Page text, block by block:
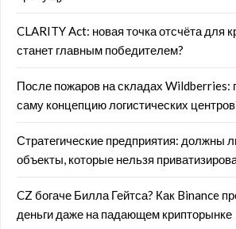
CLARITY Act: новая точка отсчёта для
станет главным победителем?
После пожаров на складах Wildberries:
саму концепцию логистических
Стратегические предприятия: должны
объекты, которые нельзя
CZ богаче Билла Гейтса? Как Binance
деньги даже на падающем крипторынке